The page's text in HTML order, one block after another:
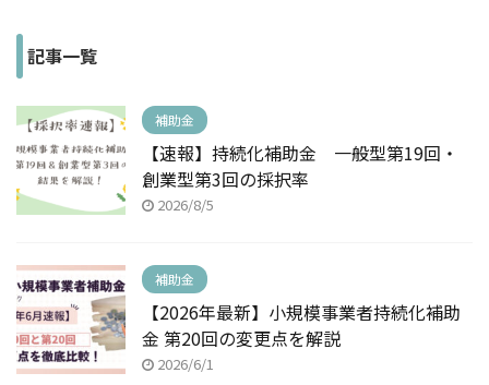
記事一覧
補助金
【速報】持続化補助金 一般型第19回・
創業型第3回の採択率
2026/8/5
補助金
【2026年最新】小規模事業者持続化補助
金 第20回の変更点を解説
2026/6/1